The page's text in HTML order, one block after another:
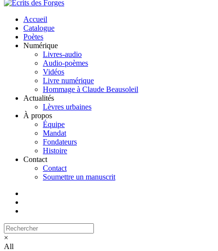
Accueil
Catalogue
Poètes
Numérique
Livres-audio
Audio-poèmes
Vidéos
Livre numérique
Hommage à Claude Beausoleil
Actualités
Lèvres urbaines
À propos
Équipe
Mandat
Fondateurs
Histoire
Contact
Contact
Soumettre un manuscrit
×
All